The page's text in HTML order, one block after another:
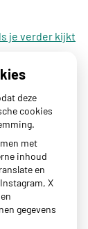
je verder kijkt
aantal
deze
cookies
met
inhoud
en
X
gegevens